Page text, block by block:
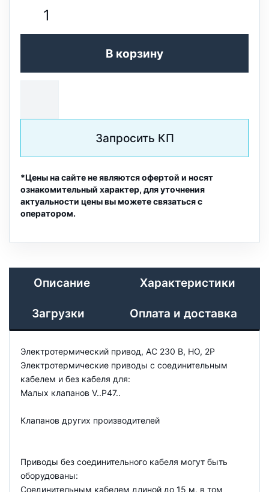
В корзину
Запросить КП
*Цены на сайте не являются офертой и носят
ознакомительный характер, для уточнения
актуальности цены вы можете связаться с
оператором.
Описание Характеристики
Загрузки Оплата и доставка
Электротермический привод, AC 230 В, НО, 2P
Электротермические приводы с соединительным
кабелем и без кабеля для:
Малых клапанов V..P47..
Клапанов других производителей
Приводы без соединительного кабеля могут быть
оборудованы:
Соединительным кабелем длиной до 15 м, в том